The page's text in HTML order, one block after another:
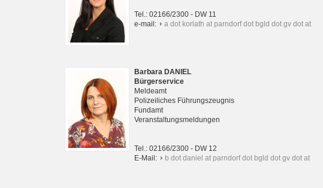
Tel.: 02166/2300 - DW 11
e-mail:
a dot korlath at parndorf dot bgld dot gv dot at
Barbara DANIEL
Bürgerservice
Meldeamt
Polizeiliches Führungszeugnis
Fundamt
Veranstaltungsmeldungen
Tel.: 02166/2300 - DW 12
E-Mail:
b dot daniel at parndorf dot bgld dot gv dot at